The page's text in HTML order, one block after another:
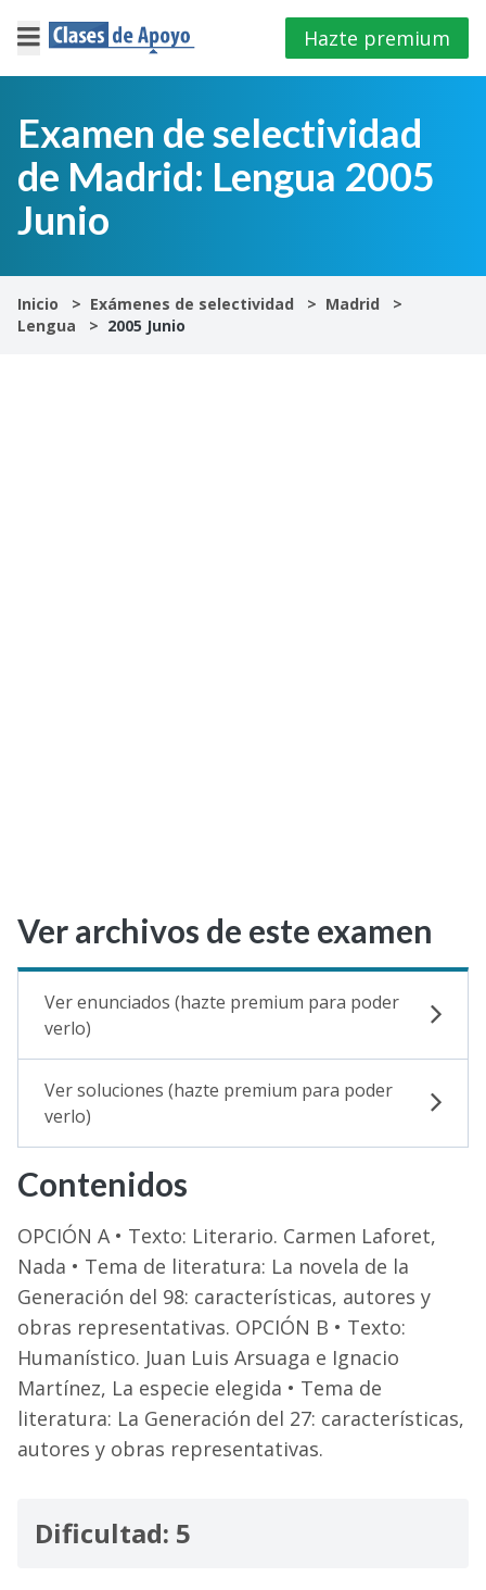
×
Iniciar
sesión
E.S.O
Hazte premium
Examen de selectividad
de Madrid: Lengua 2005
Junio
Inicio Exámenes de selectividad
Madrid
Lengua
2005 Junio
Ver archivos de este examen
Ver enunciados (hazte premium para poder
verlo)
Ver soluciones (hazte premium para poder
verlo)
Contenidos
OPCIÓN A • Texto: Literario. Carmen Laforet,
Nada • Tema de literatura: La novela de la
Generación del 98: características, autores y
obras representativas. OPCIÓN B • Texto:
Humanístico. Juan Luis Arsuaga e Ignacio
Martínez, La especie elegida • Tema de
literatura: La Generación del 27: características,
autores y obras representativas.
Dificultad: 5